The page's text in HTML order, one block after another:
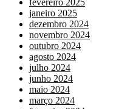
fevereiro 2025
janeiro 2025
dezembro 2024
novembro 2024
outubro 2024
agosto 2024
julho 2024
junho 2024
maio 2024
março 2024